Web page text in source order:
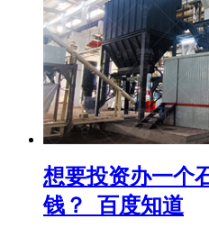
想要投资办一个
钱？_百度知道